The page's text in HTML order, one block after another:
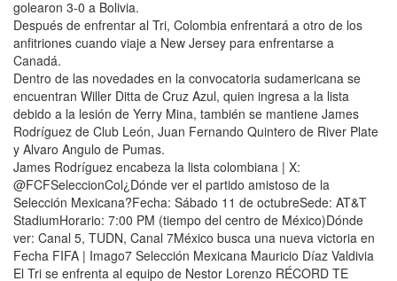
golearon 3-0 a Bolivia.
Después de enfrentar al Tri, Colombia enfrentará a otro de los
anfitriones cuando viaje a New Jersey para enfrentarse a
Canadá.
Dentro de las novedades en la convocatoria sudamericana se
encuentran Willer Ditta de Cruz Azul, quien ingresa a la lista
debido a la lesión de Yerry Mina, también se mantiene James
Rodríguez de Club León, Juan Fernando Quintero de River Plate
y Alvaro Angulo de Pumas.
James Rodríguez encabeza la lista colombiana | X:
@FCFSeleccionCol¿Dónde ver el partido amistoso de la
Selección Mexicana?Fecha: Sábado 11 de octubreSede: AT&T
StadiumHorario: 7:00 PM (tiempo del centro de México)Dónde
ver: Canal 5, TUDN, Canal 7México busca una nueva victoria en
Fecha FIFA | Imago7 Selección Mexicana Mauricio Díaz Valdivia
El Tri se enfrenta al equipo de Nestor Lorenzo RÉCORD TE